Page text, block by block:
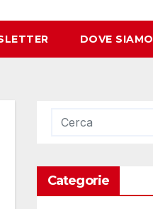
DOVE SIAMO
Categorie